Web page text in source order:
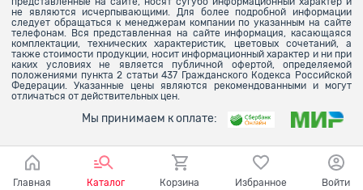
не являются исчерпывающими. Для более подробной информации
следует обращаться к менеджерам компании по указанным на сайте
телефонам. Вся представленная на сайте информация, касающаяся
комплектации, технических характеристик, цветовых сочетаний, а
также стоимости продукции, носит информационный характер и ни при
каких условиях не является публичной офертой, определяемой
положениями пункта 2 статьи 437 Гражданского Кодекса Российской
Федерации. Указанные цены являются рекомендованными и могут
отличаться от действительных цен.
Мы принимаем к оплате:
Главная Каталог Корзина Избранное Войти